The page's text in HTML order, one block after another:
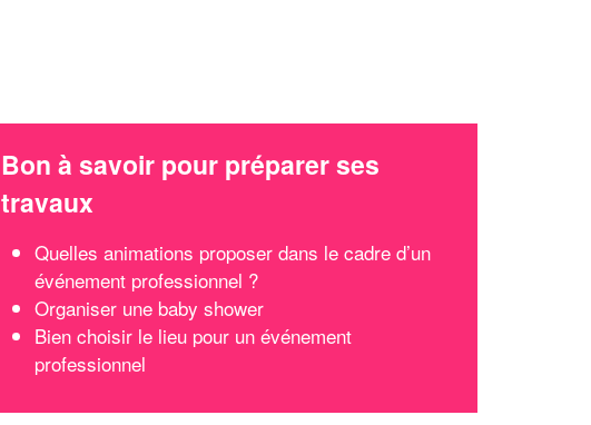
Bon à savoir pour préparer ses
travaux
Quelles animations proposer dans le cadre d’un
événement professionnel ?
Organiser une baby shower
Bien choisir le lieu pour un événement
professionnel